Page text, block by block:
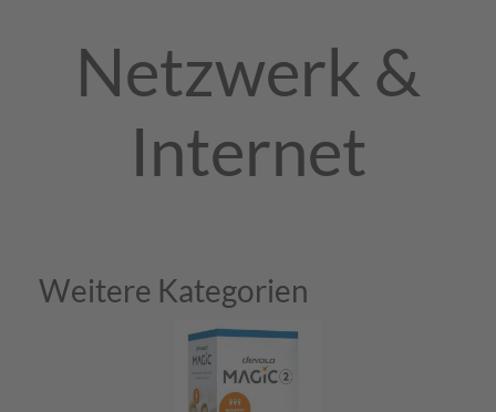
Netzwerk &
Internet
Weitere Kategorien